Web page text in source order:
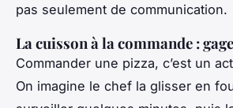
pas seulement de communication.
La cuisson à la commande :
Commander une pizza, c’est un
On imagine le chef la glisser en